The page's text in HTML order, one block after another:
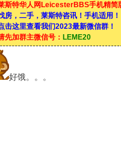
斯特华人网LeicesterBBS手机精简
房，二手，莱斯特咨讯！手机适用！
击这里查看我们2023最新微信群！
先加群主微信号： LEME20
好饿。。。